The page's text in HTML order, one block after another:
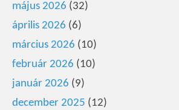
május 2026 (32)
április 2026 (6)
március 2026 (10)
február 2026 (10)
január 2026 (9)
december 2025 (12)